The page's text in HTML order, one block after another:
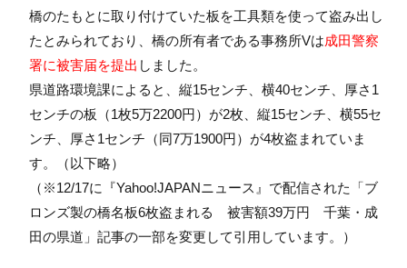
橋のたもとに取り付けていた板を工具類を使って盗み出し
たとみられており、橋の所有者である事務所Vは成田警察
署に被害届を提出 しました。
県道路環境課によると、縦15センチ、横40センチ、厚さ1
センチの板（1枚5万2200円）が2枚、縦15センチ、横55セ
ンチ、厚さ1センチ（同7万1900円）が4枚盗まれていま
す。（以下略）
（※12/17に『Yahoo!JAPANニュース』で配信された「ブ
ロンズ製の橋名板6枚盗まれる 被害額39万円 千葉・成
田の県道 」記事の一部を変更して引用しています。）